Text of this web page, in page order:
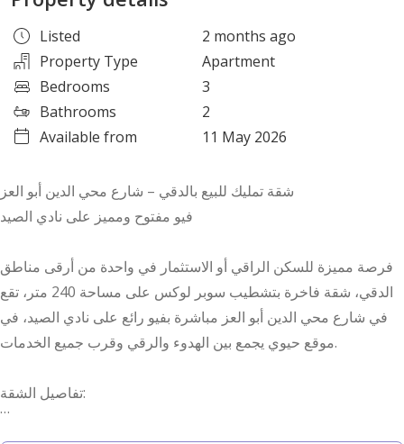
Listed
2 months ago
Property Type
Apartment
Bedrooms
3
Bathrooms
2
Available from
11 May 2026
شقة تمليك للبيع بالدقي – شارع محي الدين أبو العز
فيو مفتوح ومميز على نادي الصيد
فرصة مميزة للسكن الراقي أو الاستثمار في واحدة من أرقى مناطق
الدقي، شقة فاخرة بتشطيب سوبر لوكس على مساحة 240 متر، تقع
في شارع محي الدين أبو العز مباشرة بفيو رائع على نادي الصيد، في
موقع حيوي يجمع بين الهدوء والرقي وقرب جميع الخدمات.
تفاصيل الشقة: